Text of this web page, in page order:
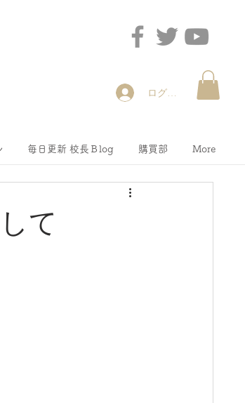
ログイン
毎日更新 校長Ｂlog 購買部 More
て